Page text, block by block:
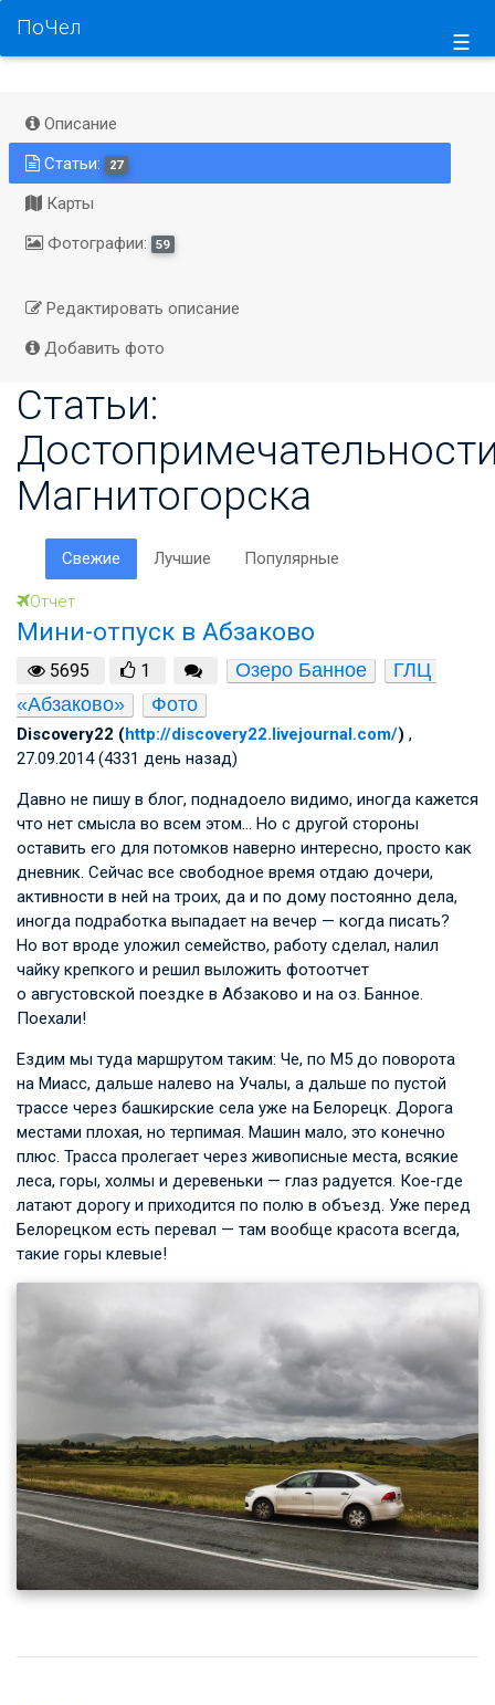
☰
ПоЧел
Описание
Статьи:
27
Карты
Фотографии:
59
Редактировать описание
Добавить фото
Статьи:
Магнитогорска
Свежие Лучшие Популярные
Отчет
Мини-отпуск в Абзаково
5695 1 Озеро Банное
ГЛЦ
«Абзаково»
Фото
Discovery22 (http://discovery22.livejournal.com/) ,
27.09.2014 (4331 день назад)
Давно не пишу в блог, поднадоело видимо, иногда кажется
что нет смысла во всем этом… Но с другой стороны
оставить его для потомков наверно интересно, просто как
дневник. Сейчас все свободное время отдаю дочери,
активности в ней на троих, да и по дому постоянно дела,
иногда подработка выпадает на вечер — когда писать?
Но вот вроде уложил семейство, работу сделал, налил
чайку крепкого и решил выложить фотоотчет
о августовской поездке в Абзаково и на оз. Банное.
Поехали!
Ездим мы туда маршрутом таким: Че, по М5 до поворота
на Миасс, дальше налево на Учалы, а дальше по пустой
трассе через башкирские села уже на Белорецк. Дорога
местами плохая, но терпимая. Машин мало, это конечно
плюс. Трасса пролегает через живописные места, всякие
леса, горы, холмы и деревеньки — глаз радуется. Кое-где
латают дорогу и приходится по полю в объезд. Уже перед
Белорецком есть перевал — там вообще красота всегда,
такие горы клевые!